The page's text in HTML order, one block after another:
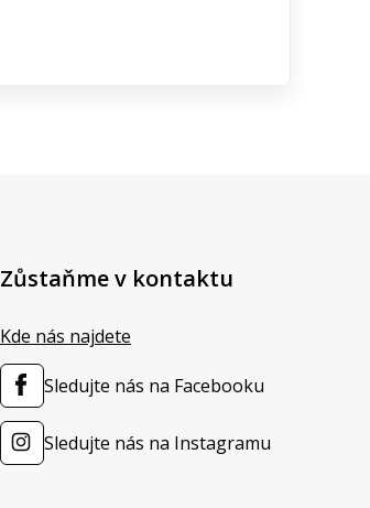
Zůstaňme v kontaktu
Kde nás najdete
Sledujte nás na Facebooku
Sledujte nás na Instagramu